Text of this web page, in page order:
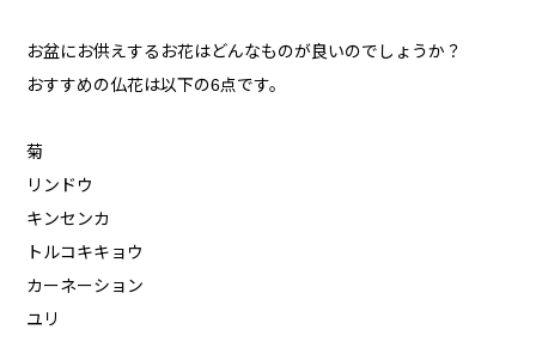
お盆にお供えするお花はどんなものが良いのでしょうか？
おすすめの仏花は以下の6点です。
菊
リンドウ
キンセンカ
トルコキキョウ
カーネーション
ユリ